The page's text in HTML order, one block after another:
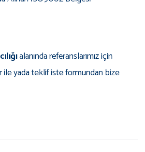
alanında referanslarımız için
yada teklif iste formundan bize